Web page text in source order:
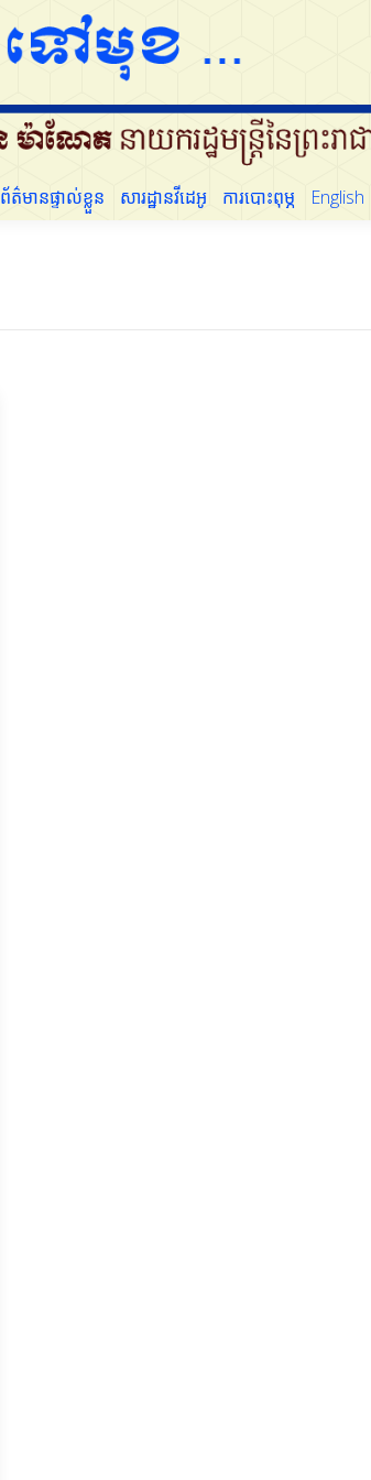
ព័ត៌មានផ្ទាល់ខ្លួន សារដ្ឋានវីដេអូ ការបោះពុម្ភ English
ដើម្បីប្រជាជន ព័ត៌មានផ្ទាល់ខ្លួន